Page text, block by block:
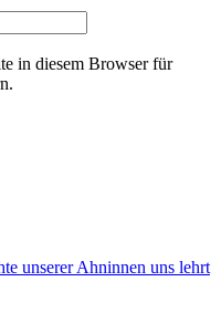
in diesem Browser für
unserer Ahninnen uns lehrt